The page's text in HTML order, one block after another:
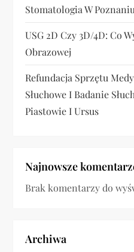
Stomatologia W Poznaniu
USG 2D Czy 3D/4D: Co
Obrazowej
Refundacja Sprzętu
Słuchowe I Badanie
Piastowie I Ursus
Najnowsze
Brak komentarzy do
Archiwa